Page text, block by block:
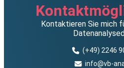
Kontaktieren Sie mich
(+49) 2246
info@vb-